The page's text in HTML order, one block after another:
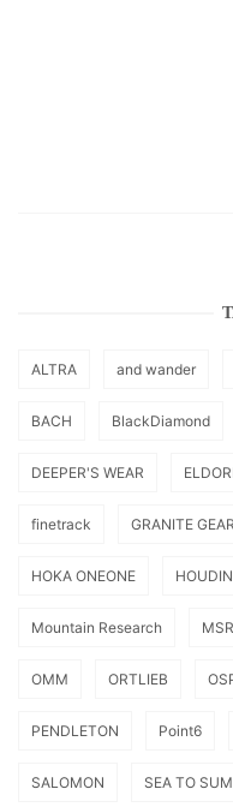
ALTRA and wander
BACH BlackDiamond
DEEPER'S WEAR
finetrack GRANITE GEAR
HOKA ONEONE
Mountain Research MSR
OMM ORTLIEB
PENDLETON Point6
SALOMON SEA TO